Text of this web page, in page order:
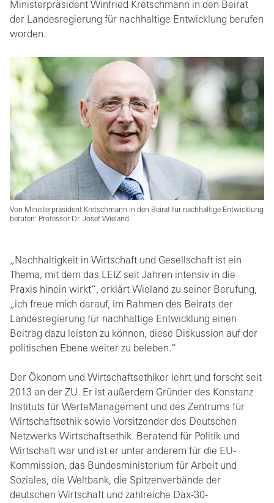
Ministerpräsident Winfried Kretschmann in den Beirat
der Landesregierung für nachhaltige Entwicklung berufen
worden.
Von Ministerpräsident Kretschmann in den Beirat für nachhaltige Entwicklung
berufen: Professor Dr. Josef Wieland.
„Nachhaltigkeit in Wirtschaft und Gesellschaft ist ein
Thema, mit dem das LEIZ seit Jahren intensiv in die
Praxis hinein wirkt“, erklärt Wieland zu seiner Berufung,
„ich freue mich darauf, im Rahmen des Beirats der
Landesregierung für nachhaltige Entwicklung einen
Beitrag dazu leisten zu können, diese Diskussion auf der
politischen Ebene weiter zu beleben.“
Der Ökonom und Wirtschaftsethiker lehrt und forscht seit
2013 an der ZU. Er ist außerdem Gründer des Konstanz
Instituts für WerteManagement und des Zentrums für
Wirtschaftsethik sowie Vorsitzender des Deutschen
Netzwerks Wirtschaftsethik. Beratend für Politik und
Wirtschaft war und ist er unter anderem für die EU-
Kommission, das Bundesministerium für Arbeit und
Soziales, die Weltbank, die Spitzenverbände der
deutschen Wirtschaft und zahlreiche Dax-30-